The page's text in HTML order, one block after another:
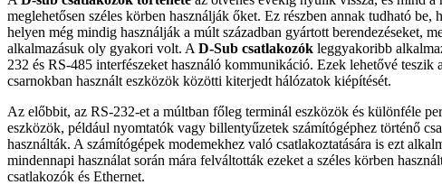
meglehetősen széles körben használják őket. Ez részben annak tudható be,
helyen még mindig használják a múlt században gyártott berendezéseket,
alkalmazásuk oly gyakori volt. A D-Sub csatlakozók leggyakoribb
232 és RS-485 interfészeket használó kommunikáció. Ezek lehetővé teszik
csarnokban használt eszközök közötti kiterjedt hálózatok kiépítését.
Az előbbit, az RS-232-et a múltban főleg terminál eszközök és különféle
eszközök, például nyomtatók vagy billentyűzetek számítógéphez történő
használták. A számítógépek modemekhez való csatlakoztatására is ezt
mindennapi használat során mára felváltották ezeket a széles körben
csatlakozók és Ethernet.